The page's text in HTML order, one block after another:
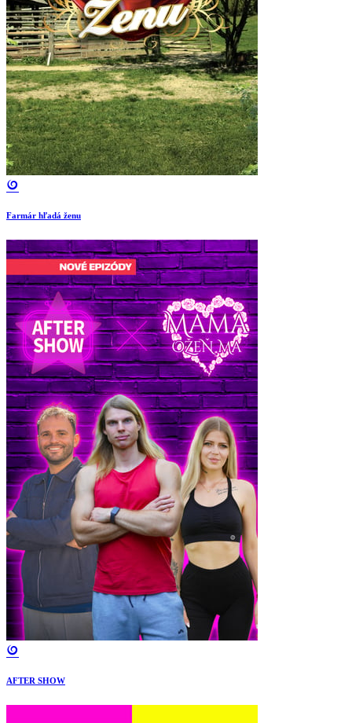
Farmár hľadá ženu
AFTER SHOW